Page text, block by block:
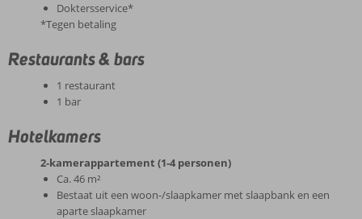
Doktersservice*
*Tegen betaling
Restaurants & bars
1 restaurant
1 bar
Hotelkamers
2-kamerappartement (1-4 personen)
Ca. 46 m²
Bestaat uit een woon-/slaapkamer met slaapbank en een
aparte slaapkamer